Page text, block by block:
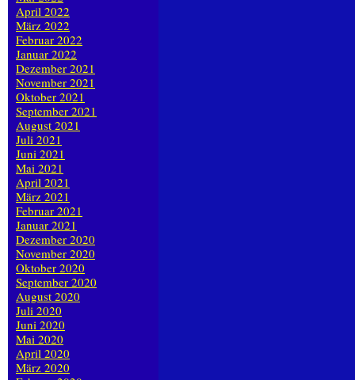
April 2022
März 2022
Februar 2022
Januar 2022
Dezember 2021
November 2021
Oktober 2021
September 2021
August 2021
Juli 2021
Juni 2021
Mai 2021
April 2021
März 2021
Februar 2021
Januar 2021
Dezember 2020
November 2020
Oktober 2020
September 2020
August 2020
Juli 2020
Juni 2020
Mai 2020
April 2020
März 2020